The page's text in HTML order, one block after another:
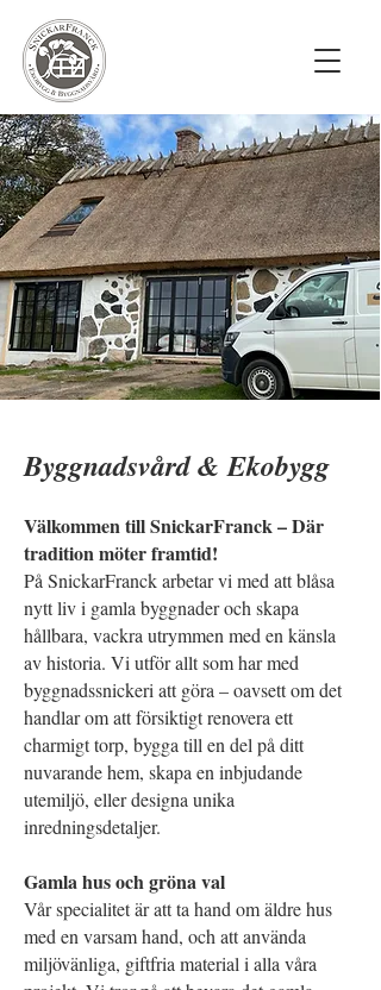
Byggnadsvård & Ekobygg
Välkommen till SnickarFranck – Där
tradition möter framtid!
På SnickarFranck arbetar vi med att blåsa
nytt liv i gamla byggnader och skapa
hållbara, vackra utrymmen med en känsla
av historia. Vi utför allt som har med
byggnadssnickeri att göra – oavsett om det
handlar om att försiktigt renovera ett
charmigt torp, bygga till en del på ditt
nuvarande hem, skapa en inbjudande
utemiljö, eller designa unika
inredningsdetaljer.
Gamla hus och gröna val
Vår specialitet är att ta hand om äldre hus
med en varsam hand, och att använda
miljövänliga, giftfria material i alla våra